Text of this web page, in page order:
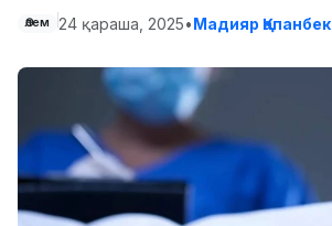
Әлем 24 қараша, 2025•Мадияр Қапанбек